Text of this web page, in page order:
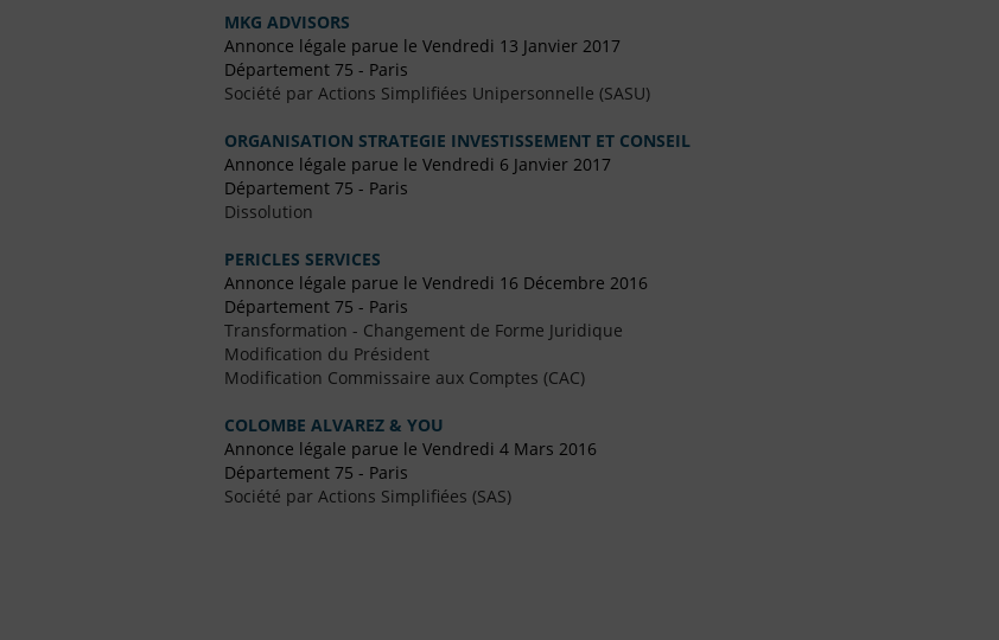
MKG ADVISORS
Annonce légale parue le Vendredi 13 Janvier 2017
Département 75 - Paris
Société par Actions Simplifiées Unipersonnelle (SASU)
ORGANISATION STRATEGIE INVESTISSEMENT ET CONSEIL
Annonce légale parue le Vendredi 6 Janvier 2017
Département 75 - Paris
Dissolution
PERICLES SERVICES
Annonce légale parue le Vendredi 16 Décembre 2016
Département 75 - Paris
Transformation - Changement de Forme Juridique
Modification du Président
Modification Commissaire aux Comptes (CAC)
COLOMBE ALVAREZ & YOU
Annonce légale parue le Vendredi 4 Mars 2016
Département 75 - Paris
Société par Actions Simplifiées (SAS)